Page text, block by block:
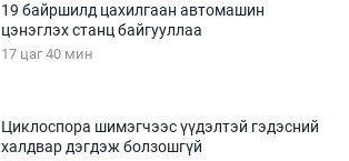
19 байршилд цахилгаан автомашин
цэнэглэх станц байгууллаа
17 цаг 40 мин
Циклоспора шимэгчээс үүдэлтэй гэдэсний
халдвар дэгдэж болзошгүй